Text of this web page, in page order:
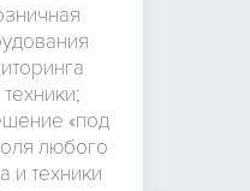
«под
любого
и техники